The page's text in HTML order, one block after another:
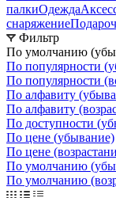
палкиОдежда
снаряжение
Фильтр
По умолчанию
По популярности
По популярности
По алфавиту
По алфавиту
По доступности
По цене (убывание)
По цене
По умолчанию
По умолчанию